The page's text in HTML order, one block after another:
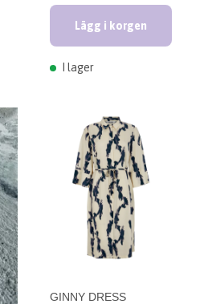
Lägg i korgen
I lager
GINNY DRESS